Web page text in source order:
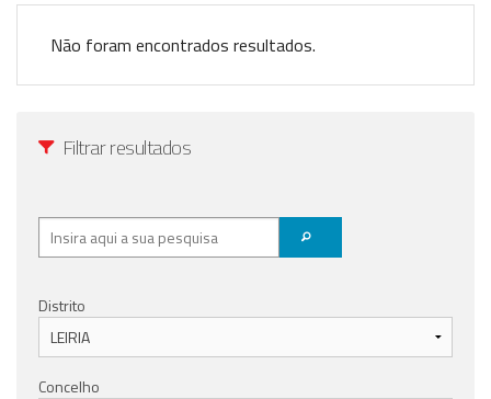
Não foram encontrados resultados.
Filtrar resultados
Distrito
Concelho